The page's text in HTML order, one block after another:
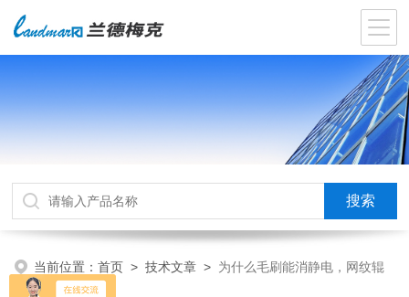
当前位置：首页 >技术文章 > 为什么毛刷能消静电，网纹辊
不能？